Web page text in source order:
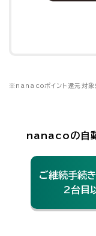
※ nanacoポイント還元対象
nanacoの自
ご継続手続き
2台目